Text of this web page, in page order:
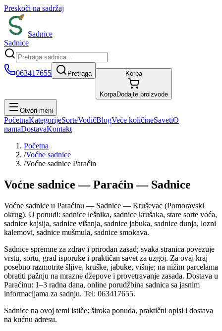
Preskoči na sadržaj
Sadnice
Sadnice
063417655 Pretraga Korpa
KorpaDodajte proizvode
Otvori meni
PočetnaKategorijeSorteVodičBlogVeće količineSavetiO
namaDostavaKontakt
Početna
/Voćne sadnice
/Voćne sadnice Paraćin
Voćne sadnice — Paraćin — Sadnice
Voćne sadnice u Paraćinu — Sadnice — Kruševac (Pomoravski
okrug). U ponudi: sadnice lešnika, sadnice krušaka, stare sorte voća,
sadnice kajsija, sadnice višanja, sadnice jabuka, sadnice dunja, lozni
kalemovi, sadnice mušmula, sadnice smokava.
Sadnice spremne za zdrav i prirodan zasad; svaka stranica povezuje
vrstu, sortu, grad isporuke i praktičan savet za uzgoj. Za ovaj kraj
posebno razmotrite šljive, kruške, jabuke, višnje; na nižim parcelama
obratiti pažnju na mrazne džepove i provetravanje zasada. Dostava u
Paraćinu: 1–3 radna dana, online porudžbina sadnica sa jasnim
informacijama za sadnju. Tel: 063417655.
Sadnice na ovoj temi ističe: široka ponuda, praktični opisi i dostava
na kućnu adresu.